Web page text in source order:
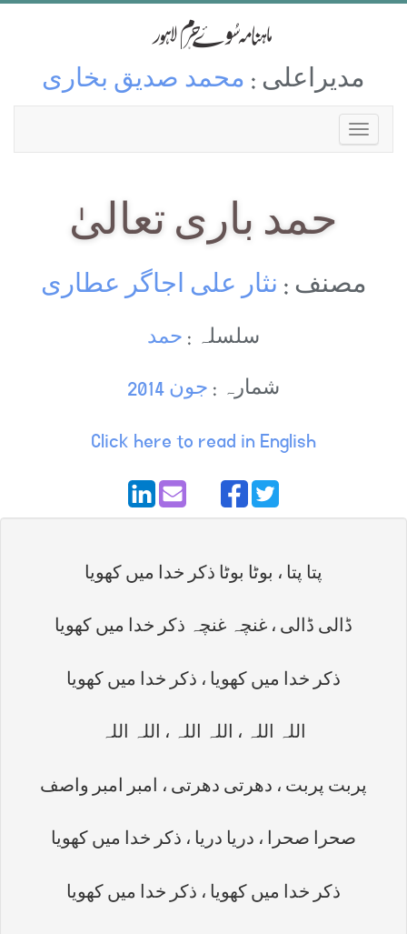
مدیراعلی : محمد صدیق بخاری
حمد باری تعالیٰ
مصنف : نثار علی اجاگر عطاری
سلسلہ : حمد
شمارہ : جون 2014
Click here to read in English
پتا پتا ، بوٹا بوٹا ذکر خدا میں کھویا
ڈالی ڈالی ، غنچہ غنچہ ذکر خدا میں کھویا
ذکر خدا میں کھویا ، ذکر خدا میں کھویا
اللہ اللہ ، اللہ اللہ ، اللہ اللہ
پربت پربت ، دھرتی دھرتی ، امبر امبر واصف
صحرا صحرا ، دریا دریا ، ذکر خدا میں کھویا
ذکر خدا میں کھویا ، ذکر خدا میں کھویا